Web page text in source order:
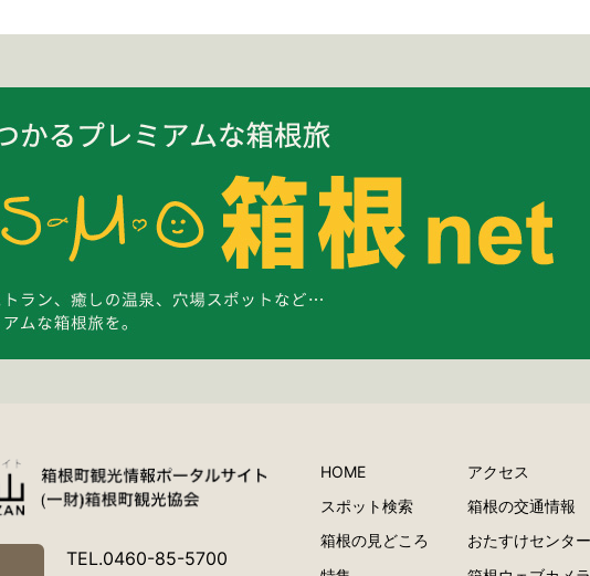
TEL.0460-85-5700
HOME
スポット検索
箱根の見どころ
アクセス
箱根の交通情報
おたすけセンター